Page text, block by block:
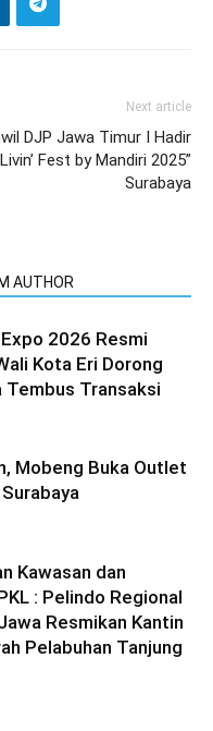
Next article
DJP Jawa Timur I Hadir
Fest by Mandiri 2025”
Surabaya
AUTHOR
2026 Resmi
Kota Eri Dorong
Tembus Transaksi
Mobeng Buka Outlet
Kawasan dan
: Pelindo Regional
Resmikan Kantin
Pelabuhan Tanjung